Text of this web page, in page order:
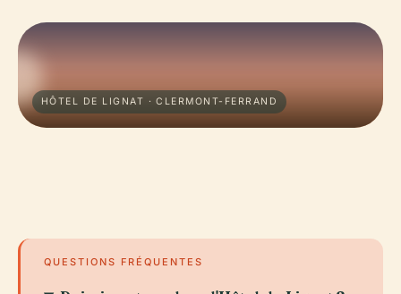
HÔTEL DE LIGNAT · CLERMONT-FERRAND
QUESTIONS FRÉQUENTES